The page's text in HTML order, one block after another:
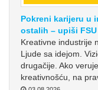
Pokreni karijeru u
ostalih – upiši
Kreativne industrije
Ljude sa idejom.
drugačije. Ako
kreativnošću, na